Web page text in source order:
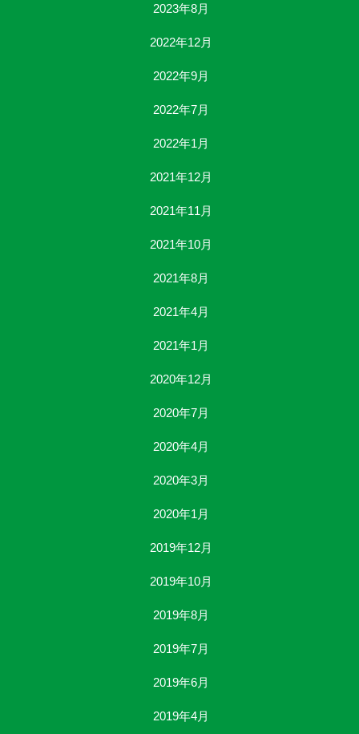
2023年8月
2022年12月
2022年9月
2022年7月
2022年1月
2021年12月
2021年11月
2021年10月
2021年8月
2021年4月
2021年1月
2020年12月
2020年7月
2020年4月
2020年3月
2020年1月
2019年12月
2019年10月
2019年8月
2019年7月
2019年6月
2019年4月